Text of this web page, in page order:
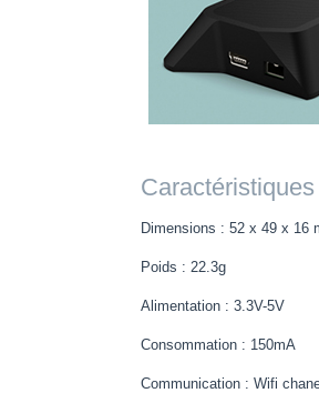
Caractéristiques
Dimensions : 52 x 49 x 16
Poids : 22.3g
Alimentation : 3.3V-5V
Consommation : 150mA
Communication : Wifi